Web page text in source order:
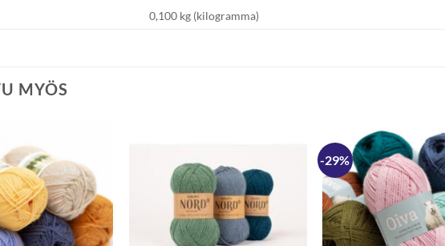
0,100 kg (kilogramma)
MYÖS
-29%